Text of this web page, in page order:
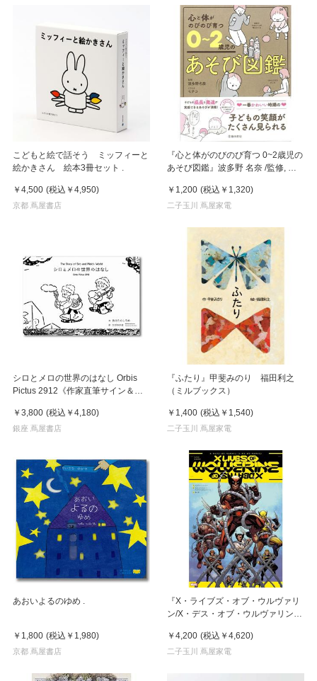
こどもと絵で話そう ミッフィーと
絵かきさん 絵本3冊セット .
￥4,500 (税込 ￥4,950)
京都 蔦屋書店
『心と体がのびのび育つ 0~2歳児の
あそび図鑑』波多野 名奈 /監修, モ
￥1,200 (税込 ￥1,320)
二子玉川 蔦屋家電
シロとメロの世界のはなし Orbis
Pictus 2912《作家直筆サイン＆シ
￥3,800 (税込 ￥4,180)
銀座 蔦屋書店
『ふたり』甲斐みのり 福田利之
（ミルブックス）
￥1,400 (税込 ￥1,540)
二子玉川 蔦屋家電
あおいよるのゆめ .
￥1,800 (税込 ￥1,980)
京都 蔦屋書店
『X・ライブズ・オブ・ウルヴァリ
ン/X・デス・オブ・ウルヴァリン
ョシュア・カッサーラ (イラスト),
高木 亮 (翻訳)
￥4,200 (税込 ￥4,620)
二子玉川 蔦屋家電